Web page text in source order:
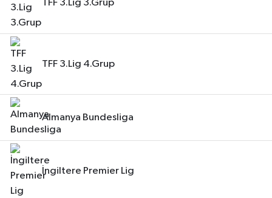
TFF 3.Lig 3.Grup
TFF 3.Lig 4.Grup
Almanya Bundesliga
İngiltere Premier Lig